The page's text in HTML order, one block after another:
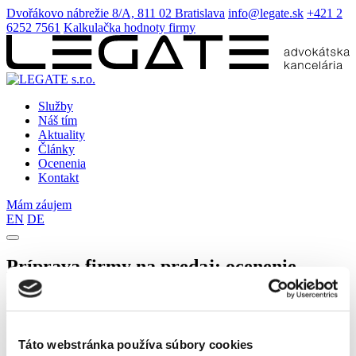
Táto webstránka používa súbory cookies
Dvořákovo nábrežie 8/A, 811 02 Bratislava info@legate.sk +421 2
6252 7561 Kalkulačka hodnoty firmy
Služby
Náš tím
Aktuality
Články
Ocenenia
Kontakt
Mám záujem
EN DE
Príprava firmy na predaj: ocenenie,
očakávania a daňová štruktúra |
LEGATE Insights #1